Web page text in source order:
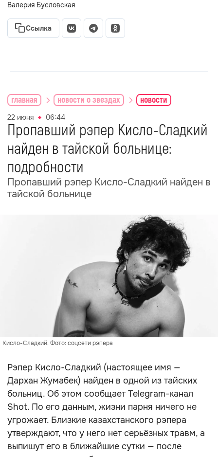
Валерия Бусловская
Ссылка
главная новости о звездах новости
22 июня 06:44
Пропавший рэпер Кисло-Сладкий
найден в тайской больнице:
подробности
Пропавший рэпер Кисло-Сладкий найден в
тайской больнице
Кисло-Сладкий. Фото: соцсети рэпера
Рэпер Кисло-Сладкий (настоящее имя —
Дархан Жумабек) найден в одной из тайских
больниц. Об этом сообщает Telegram-канал
Shot. По его данным, жизни парня ничего не
угрожает. Близкие казахстанского рэпера
утверждают, что у него нет серьёзных травм, а
выпишут его в ближайшие сутки — после